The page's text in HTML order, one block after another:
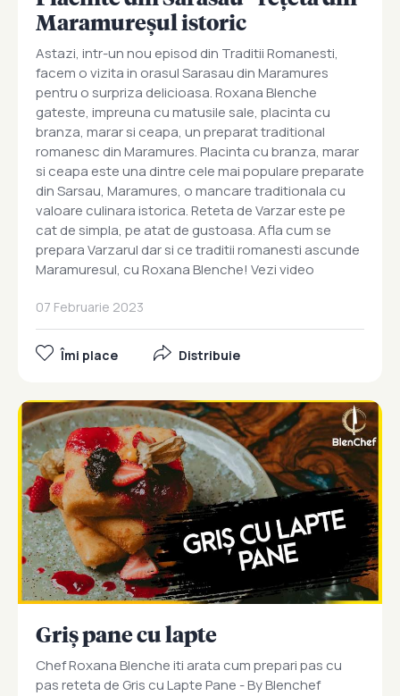
Maramureșul istoric
Astazi, intr-un nou episod din Traditii Romanesti,
facem o vizita in orasul Sarasau din Maramures
pentru o surpriza delicioasa. Roxana Blenche
gateste, impreuna cu matusile sale, placinta cu
branza, marar si ceapa, un preparat traditional
romanesc din Maramures. Placinta cu branza, marar
si ceapa este una dintre cele mai populare preparate
din Sarsau, Maramures, o mancare traditionala cu
valoare culinara istorica. Reteta de Varzar este pe
cat de simpla, pe atat de gustoasa. Afla cum se
prepara Varzarul dar si ce traditii romanesti ascunde
Maramuresul, cu Roxana Blenche! Vezi video
07 Februarie 2023
Îmi place Distribuie
Griș pane cu lapte
Chef Roxana Blenche iti arata cum prepari pas cu
pas reteta de Gris cu Lapte Pane - By Blenchef